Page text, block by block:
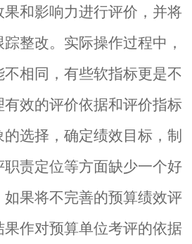
和影响力进行评价，并将
整改。实际操作过程中，
不相同，有些软指标更是不
效的评价依据和评价指标
选择，确定绩效目标，制
责定位等方面缺少一个好
果将不完善的预算绩效评
作对预算单位考评的依据